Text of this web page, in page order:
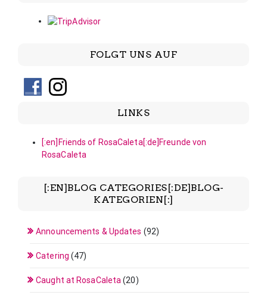
FOLGT UNS AUF
LINKS
[:en]Friends of RosaCaleta[:de]Freunde von
RosaCaleta
[:EN]BLOG CATEGORIES[:DE]BLOG-
KATEGORIEN[:]
Announcements & Updates (92)
Catering (47)
Caught at RosaCaleta (20)